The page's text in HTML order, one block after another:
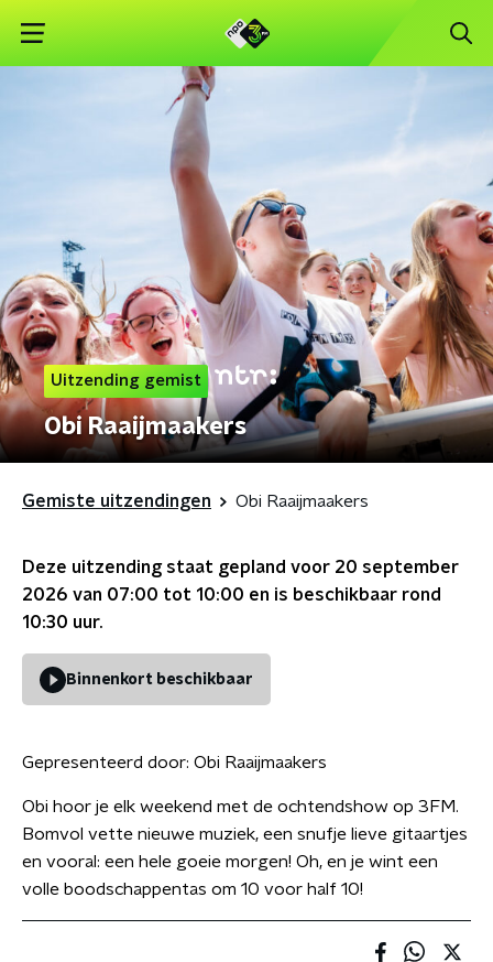
Uitzending gemist
Obi Raaijmaakers
Gemiste uitzendingen Obi Raaijmaakers
Deze uitzending staat gepland voor 20 september
2026 van 07:00 tot 10:00 en is beschikbaar rond
10:30 uur.
Binnenkort beschikbaar
Gepresenteerd door: Obi Raaijmaakers
Obi hoor je elk weekend met de ochtendshow op 3FM.
Bomvol vette nieuwe muziek, een snufje lieve gitaartjes
en vooral: een hele goeie morgen! Oh, en je wint een
volle boodschappentas om 10 voor half 10!